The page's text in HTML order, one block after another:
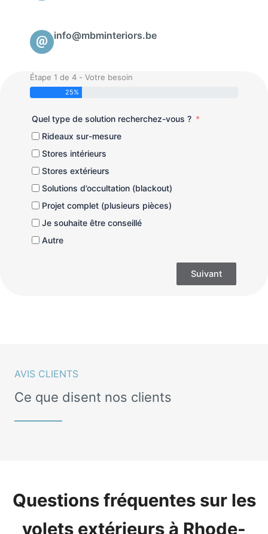
info@mbminteriors.be
Étape 1 de 4 - Votre besoin
25%
Quel type de solution recherchez-vous ?
Rideaux sur-mesure
Stores intérieurs
Stores extérieurs
Solutions d’occultation (blackout)
Projet complet (plusieurs pièces)
Je souhaite être conseillé
Autre
Suivant
AVIS CLIENTS
Ce que disent nos clients
Questions fréquentes sur les
volets extérieurs à Rhode-